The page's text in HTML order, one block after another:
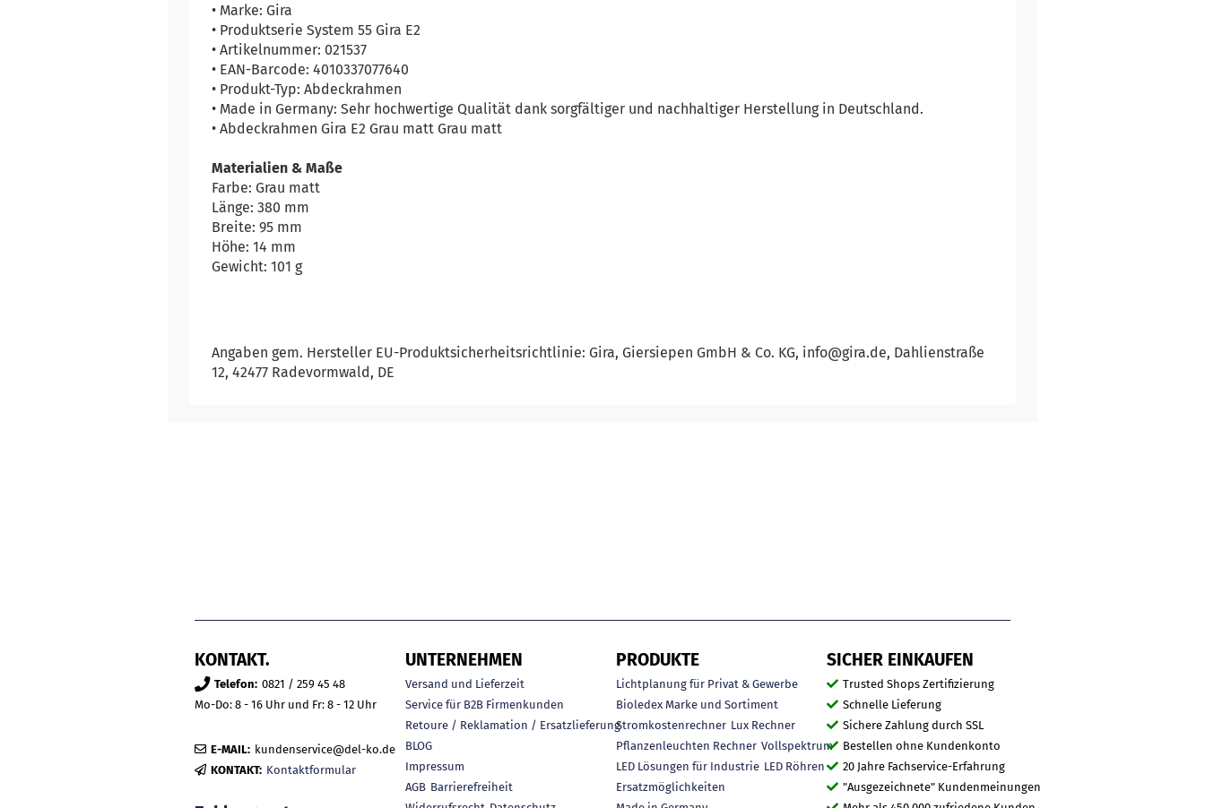
• Marke: Gira
• Produktserie System 55 Gira E2
• Artikelnummer: 021537
• EAN-Barcode: 4010337077640
• Produkt-Typ: Abdeckrahmen
• Made in Germany: Sehr hochwertige Qualität dank sorgfältiger und nachhaltiger Herstellung in Deutschland.
• Abdeckrahmen Gira E2 Grau matt Grau matt
Materialien & Maße
Farbe: Grau matt
Länge: 380 mm
Breite: 95 mm
Höhe: 14 mm
Gewicht: 101 g
Angaben gem. Hersteller EU-Produktsicherheitsrichtlinie: Gira, Giersiepen GmbH & Co. KG, info@gira.de, Dahlienstraße
12, 42477 Radevormwald, DE
KONTAKT.
Telefon: 0821 / 259 45 48
Mo-Do: 8 - 16 Uhr und Fr: 8 - 12 Uhr
E-MAIL: kundenservice@del-ko.de
KONTAKT: Kontaktformular
UNTERNEHMEN
Versand und Lieferzeit
Service für B2B Firmenkunden
Retoure / Reklamation / Ersatzlieferung
BLOG
Impressum
AGB Barrierefreiheit
PRODUKTE
Lichtplanung für Privat & Gewerbe
Bioledex Marke und Sortiment
Stromkostenrechner Lux Rechner
Pflanzenleuchten Rechner Vollspektrum
LED Lösungen für Industrie LED Röhren
Ersatzmöglichkeiten
SICHER EINKAUFEN
Trusted Shops Zertifizierung
Schnelle Lieferung
Sichere Zahlung durch SSL
Bestellen ohne Kundenkonto
20 Jahre Fachservice-Erfahrung
"Ausgezeichnete" Kundenmeinungen